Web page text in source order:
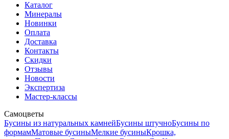
Каталог
Минералы
Новинки
Оплата
Доставка
Контакты
Скидки
Отзывы
Новости
Экспертиза
Мастер-классы
Самоцветы
Бусины из натуральных камнейБусины штучноБусины по
формамМатовые бусиныМелкие бусиныКрошка,